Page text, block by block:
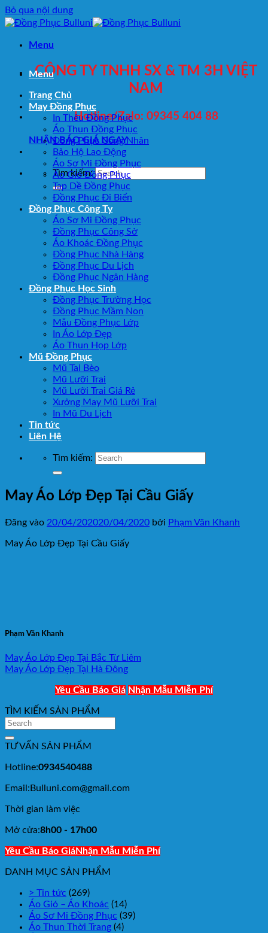
Bỏ qua nội dung
Menu
CÔNG TY TNHH SX & TM 3H VIỆT
NAM
Hotline/Zalo: 09345 404 88
NHẬN BÁO GIÁ NGAY
Tìm kiếm:
Menu
Trang Chủ
May Đồng Phục
In Thêu Đồng Phục
Áo Thun Đồng Phục
Đồng Phục Công Nhân
Bảo Hộ Lao Động
Áo Sơ Mi Đồng Phục
Áo Gió Đồng Phục
Tạp Dề Đồng Phục
Đồng Phục Đi Biển
Đồng Phục Công Ty
Áo Sơ Mi Đồng Phục
Đồng Phục Công Sở
Áo Khoác Đồng Phục
Đồng Phục Nhà Hàng
Đồng Phục Du Lịch
Đồng Phục Ngân Hàng
Đồng Phục Học Sinh
Đồng Phục Trường Học
Đồng Phục Mầm Non
Mẫu Đồng Phục Lớp
In Áo Lớp Đẹp
Áo Thun Họp Lớp
Mũ Đồng Phục
Mũ Tai Bèo
Mũ Lưỡi Trai
Mũ Lưỡi Trai Giá Rẻ
Xưởng May Mũ Lưỡi Trai
In Mũ Du Lịch
Tin tức
Liên Hệ
Tìm kiếm:
May Áo Lớp Đẹp Tại Cầu Giấy
Đăng vào 20/04/202020/04/2020 bởi Phạm Văn Khanh
May Áo Lớp Đẹp Tại Cầu Giấy
Phạm Văn Khanh
May Áo Lớp Đẹp Tại Bắc Từ Liêm
May Áo Lớp Đẹp Tại Hà Đông
Yêu Cầu Báo Giá Nhận Mẫu Miễn Phí
TÌM KIẾM SẢN PHẨM
TƯ VẤN SẢN PHẨM
Hotline:0934540488
Email:Bulluni.com@gmail.com
Thời gian làm việc
Mở cửa:8h00 - 17h00
Yêu Cầu Báo GiáNhận Mẫu Miễn Phí
DANH MỤC SẢN PHẨM
> Tin tức (269)
Áo Gió – Áo Khoác (14)
Áo Sơ Mi Đồng Phục (39)
Áo Thun Thời Trang (4)